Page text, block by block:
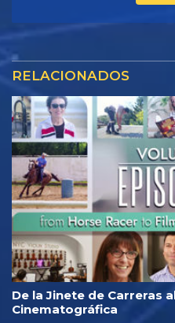
RELACIONADOS
De la Jinete de Carreras
Cinematográfica